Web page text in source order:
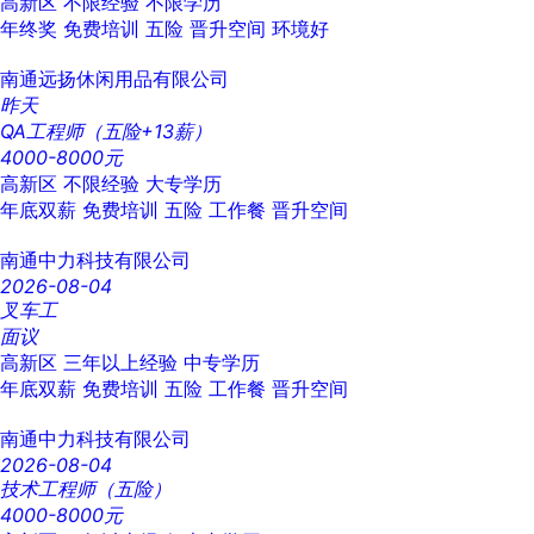
年终奖 免费培训 五险 晋升空间 环境好
南通远扬休闲用品有限公司
昨天
QA工程师（五险+13薪）
4000-8000元
高新区 不限经验 大专学历
年底双薪 免费培训 五险 工作餐 晋升空间
南通中力科技有限公司
2026-08-04
叉车工
面议
高新区 三年以上经验 中专学历
年底双薪 免费培训 五险 工作餐 晋升空间
南通中力科技有限公司
2026-08-04
技术工程师（五险）
4000-8000元